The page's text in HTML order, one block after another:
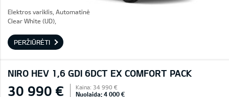
Elektros variklis, Automatinė
Clear White (UD),
PERŽIŪRĖTI
NIRO HEV 1,6 GDI 6DCT EX COMFORT PACK
30 990 € Kaina: 34 990 €
Nuolaida: 4 000 €